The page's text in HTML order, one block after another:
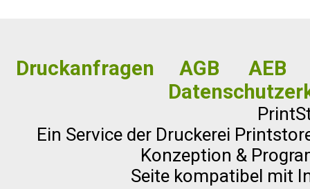
Rückenstichheftungen werden auch
Rückenheftungen oder
Rückenstichheftung eigenen sich
Maturazeitungen, Zeitschriften,
Druckanfragen AGB
AEB
Ein Service der Druckerei
Konzeption &
Seite kompatibel mit